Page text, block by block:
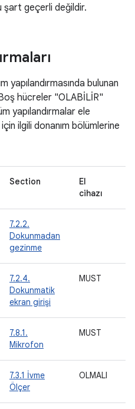
şart geçerli değildir.
yapılandırmasında bulunan
hücreler "OLABİLİR"
yapılandırmalar ele
ilgili donanım bölümlerine
Section
El
cihazı
7.2.2.
Dokunmadan
gezinme
7.2.4.
Dokunmatik
ekran girişi
MUST
7.8.1.
Mikrofon
MUST
7.3.1 İvme
Ölçer
OLMALI